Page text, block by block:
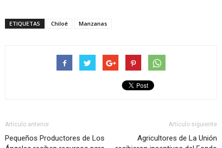
ETIQUETAS Chiloé Manzanas
Artículo anterior
Pequeños Productores de Los
Artículo siguiente
Agricultores de La Unión